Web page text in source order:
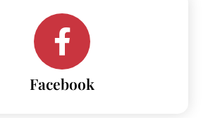
Facebook